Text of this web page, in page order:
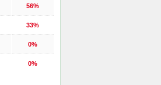
56%
33%
0%
0%